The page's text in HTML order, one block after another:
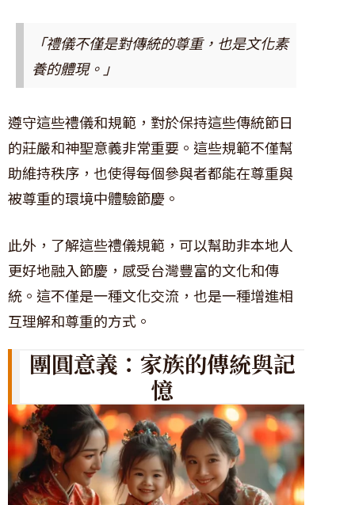
「禮儀不僅是對傳統的尊重，也是文化素
養的體現。」
遵守這些禮儀和規範，對於保持這些傳統節日
的莊嚴和神聖意義非常重要。這些規範不僅幫
助維持秩序，也使得每個參與者都能在尊重與
被尊重的環境中體驗節慶。
此外，了解這些禮儀規範，可以幫助非本地人
更好地融入節慶，感受台灣豐富的文化和傳
統。這不僅是一種文化交流，也是一種增進相
互理解和尊重的方式。
團圓意義：家族的傳統與記
憶